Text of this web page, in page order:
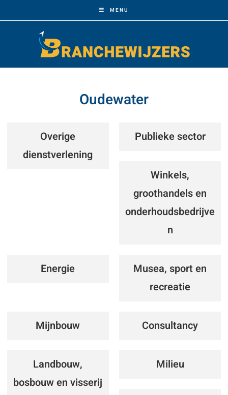
MENU
Oudewater
Overige
dienstverlening
Publieke sector
Winkels,
groothandels en
onderhoudsbedrijve
n
Energie
Musea, sport en
recreatie
Mijnbouw Consultancy
Landbouw,
bosbouw en visserij
Milieu